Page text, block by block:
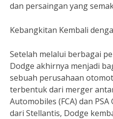
dan persaingan yang
Kebangkitan Kembali
Setelah melalui berbagai
Dodge akhirnya menjadi
sebuah perusahaan
terbentuk dari merger
Automobiles (FCA) dan
dari Stellantis, Dodge